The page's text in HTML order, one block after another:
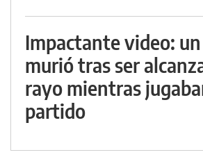
Impactante video:
murió tras ser
rayo mientras
partido